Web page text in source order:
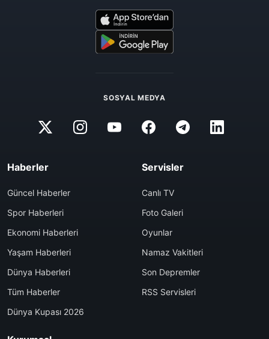
SOSYAL MEDYA
Haberler
Güncel Haberler
Spor Haberleri
Ekonomi Haberleri
Yaşam Haberleri
Dünya Haberleri
Tüm Haberler
Dünya Kupası 2026
Servisler
Canlı TV
Foto Galeri
Oyunlar
Namaz Vakitleri
Son Depremler
RSS Servisleri